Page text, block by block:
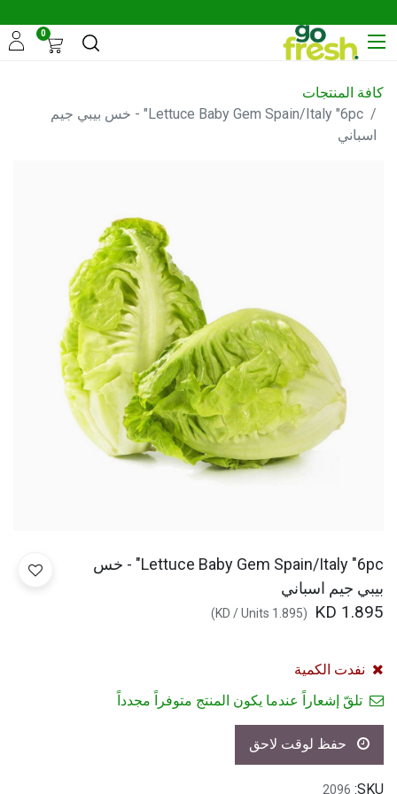
0
كافة المنتجات
Lettuce Baby Gem Spain/Italy "6pc" - خس بيبي جيم
اسباني
Lettuce Baby Gem Spain/Italy "6pc" - خس
بيبي جيم اسباني
1.895
(
1.895
/Units
)
نفدت الكمية
تلقّ إشعاراً عندما يكون المنتج متوفراً مجدداً
SKU:
2096